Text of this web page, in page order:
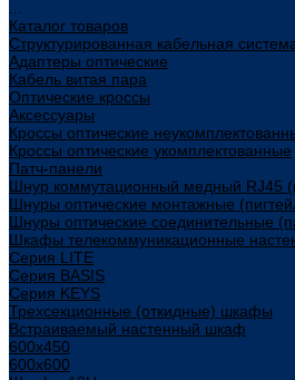
Каталог товаров
Структурированная кабельная
Адаптеры оптические
Кабель витая пара
Оптические кроссы
Аксессуары
Кроссы оптические
Кроссы оптические укомплектованные
Патч-панели
Шнур коммутационный медный RJ45
Шнуры оптические монтажные
Шнуры оптические соединительные
Шкафы телекоммуникационные
Cерия LITE
Cерия BASIS
Cерия KEYS
Трехсекционные (откидные) шкафы
Встраиваемый настенный шкаф
600x450
600x600